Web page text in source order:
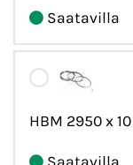
Saatavilla
HBM 2950 x
Saatavilla